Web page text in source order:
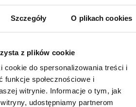
Szczegóły O plikach cookies
z plików cookie
cookie do spersonalizowania treści i
funkcje społecznościowe i
witrynie. Informacje o tym, jak
udostępniamy partnerom